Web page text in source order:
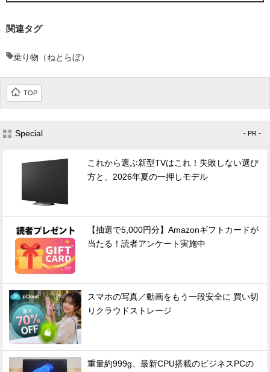
関連タグ
乗り物（ねとらぼ）
TOP
Special - PR -
これから選ぶ新型TVはこれ！失敗しない選び
方と、2026年夏の一押しモデル
【抽選で5,000円分】Amazonギフトカードが
当たる！読者アンケート実施中
スマホの写真／動画をもう一段安全に 買い切
りクラウドストレージ
重量約999g、最新CPU搭載のビジネスPCの